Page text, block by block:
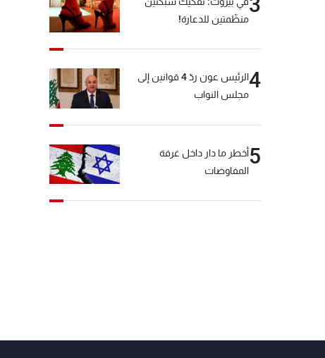
منظّمتين للدعارة!
4
الرئيس عون ردّ 4 قوانين إلى
مجلس النواب
5أخطر ما دار داخل غرفة
المفاوضات